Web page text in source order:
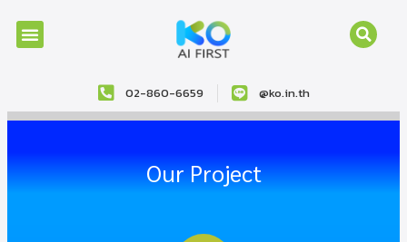
02-860-6659 @ko.in.th
Our Project